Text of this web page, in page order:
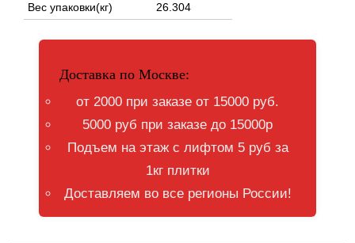
Вес упаковки(кг)
26.304
Доставка по Москве:
от 2000 при заказе от 15000 руб.
5000 руб при заказе до 15000р
Подъем на этаж с лифтом 5 руб за
1кг плитки
Доставляем во все регионы России!